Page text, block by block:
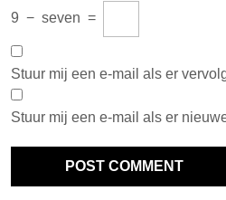
9 − seven =
Stuur mij een e-mail als er
Stuur mij een e-mail als er